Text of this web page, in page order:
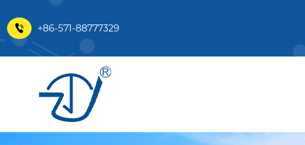
 +86-571-88777329